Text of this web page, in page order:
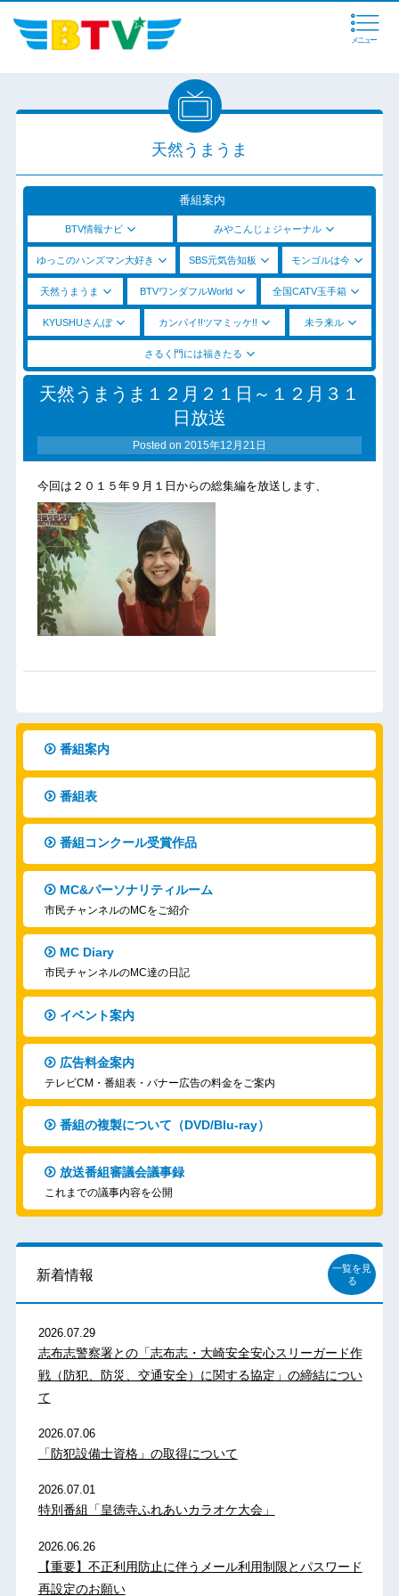
メニュー
天然うまうま
番組案内
BTV情報ナビ みやこんじょジャーナル
ゆっこのハンズマン大好き SBS元気告知板 モンゴルは今
天然うまうま BTVワンダフルWorld 全国CATV玉手箱
KYUSHUさんぽ カンパイ!!ツマミッケ!! 未ラ来ル
さるく門には福きたる
天然うまうま１２月２１日～１２月３１
日放送
Posted on 2015年12月21日
今回は２０１５年９月１日からの総集編を放送します、
番組案内
番組表
番組コンクール受賞作品
MC&パーソナリティルーム
市民チャンネルのMCをご紹介
MC Diary
市民チャンネルのMC達の日記
イベント案内
広告料金案内
テレビCM・番組表・バナー広告の料金をご案内
番組の複製について（DVD/Blu-ray）
放送番組審議会議事録
これまでの議事内容を公開
新着情報
一覧を見
る
2026.07.29
志布志警察署との「志布志・大崎安全安心スリーガード作
戦（防犯、防災、交通安全）に関する協定」の締結につい
て
2026.07.06
「防犯設備士資格」の取得について
2026.07.01
特別番組「皇徳寺ふれあいカラオケ大会」
2026.06.26
【重要】不正利用防止に伴うメール利用制限とパスワード
再設定のお願い